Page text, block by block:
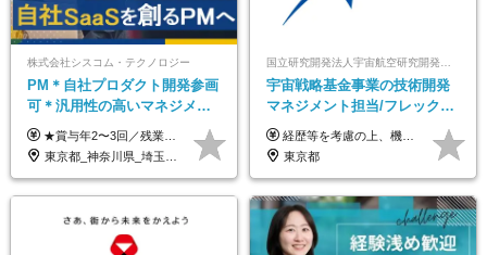
株式会社シスコム・テクノロジー
PM＊自社プロダクト開発参画
可＊汎用性の高いマネジメン
トスキル＊年収1000万以上可
★賞与年2〜3回／残業代全額支給／子ども手当（月1万円）／誕生日手当（年1回1万円）★ ＜初年度の想定年収:600万円～800万円＞ 月給50万7000円～70万4000円＋賞与年2回＋決算賞与 ※経験・能力を考慮のうえ決定します。 ※専門性を高めながらチームを牽引する「プロジェクト推進力」を高く評価し、給与へダイレクトに反映します。 ※試用期間6ヶ月（待遇変動なし） 年収800万円以上も⽬指せます。 経験・スキル・前職給与を最大限に考慮し、 ご納得いただける条件を提示します。 【賞与】 年2〜3回支給（7月・12月＋業績により決算賞与） 当社では、目の前の案件による固定報酬だけが評価の全てではありません。 メンバー育成、現場でのポジション拡大、 ナレッジの共有、そして組織づくりへの参画など、 「会社への貢献度（ビジネスプロセス）」 を昇給・賞与へダイレクトに反映しています。 専門性を高める「技術」と、チームを前進させる「プロジェクト推進」。 この両輪を回すことで、確かなスキル成長と年収アップを同時に実現できる環境です。
東京都_神奈川県_埼玉県_千葉県
宇宙戦略基金事業の技術開発
マネジメント担当/フレックス
制/リモート活用/異業種出身者
歓迎/国家プロジェクト
経歴等を考慮の上、機構の規定により決定します。 ＜大学卒業後、正規社員として民間企業に3年勤務した場合＞ ・月給30万円以上 ・年収470万円以上 年収概算を試算する場合は以下をご確認ください。 https://www.jaxa.jp/about/employ/trial_j.html ■昇給年1回、賞与年2回 ■諸手当（住居手当、通勤手当他） ■退職金制度あり ※年収470万円～ ※超過勤務分は別途支給します。 ※6ヶ月の試用期間あり。その間の待遇・給与に差異はありません。
東京都